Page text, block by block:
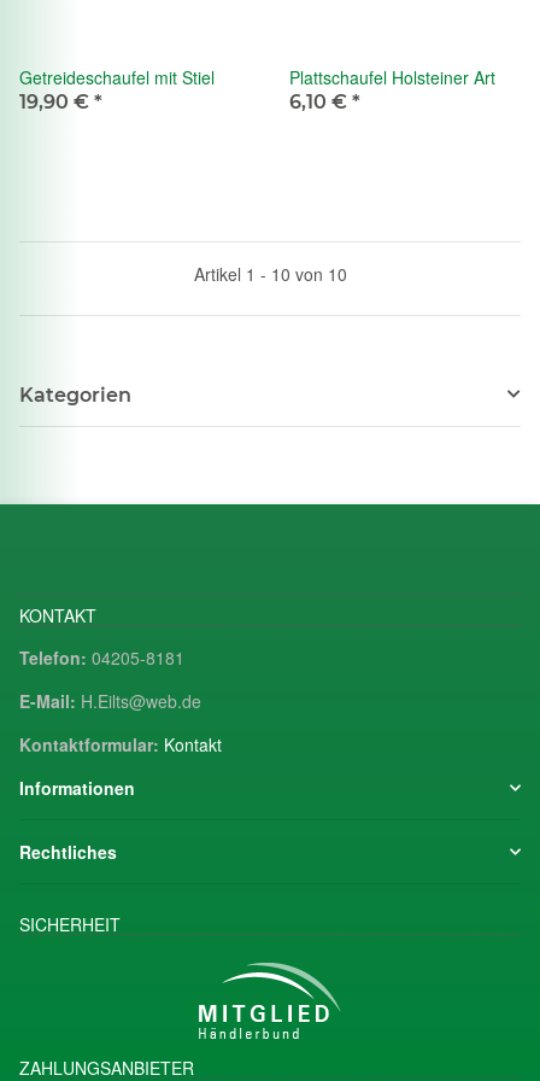
Getreideschaufel mit Stiel
19,90 € *
Plattschaufel Holsteiner Art
6,10 € *
Artikel 1 - 10 von 10
Kategorien
KONTAKT
Telefon: 04205-8181
E-Mail: H.Eilts@web.de
Kontaktformular: Kontakt
Informationen
Rechtliches
SICHERHEIT
ZAHLUNGSANBIETER